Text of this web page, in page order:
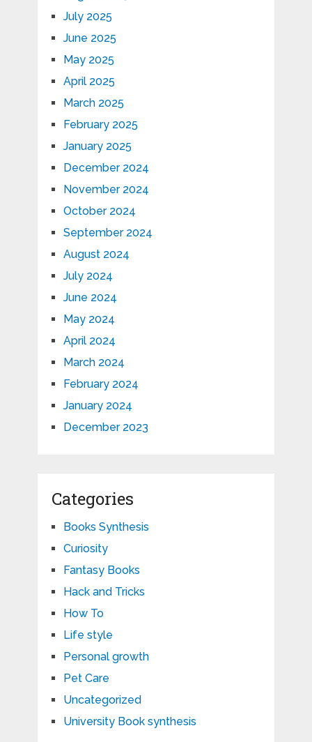
July 2025
June 2025
May 2025
April 2025
March 2025
February 2025
January 2025
December 2024
November 2024
October 2024
September 2024
August 2024
July 2024
June 2024
May 2024
April 2024
March 2024
February 2024
January 2024
December 2023
Categories
Books Synthesis
Curiosity
Fantasy Books
Hack and Tricks
How To
Life style
Personal growth
Pet Care
Uncategorized
University Book synthesis